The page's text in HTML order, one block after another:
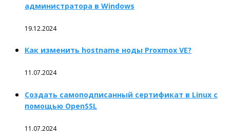
администратора в Windows
19.12.2024
Как изменить hostname ноды Proxmox VE?
11.07.2024
Создать самоподписанный сертификат в Linux с
помощью OpenSSL
11.07.2024